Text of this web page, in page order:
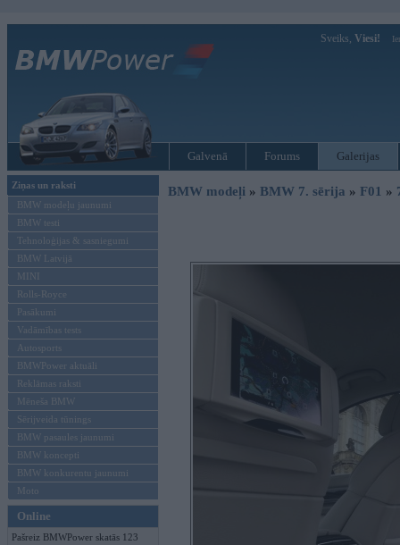
Sveiks, Viesi!
Galvenā Forums Galerijas
Ziņas un raksti
BMW modeļu jaunumi
BMW testi
Tehnoloģijas & sasniegumi
BMW Latvijā
MINI
Rolls-Royce
Pasākumi
Vadāmības tests
Autosports
BMWPower aktuāli
Reklāmas raksti
Mēneša BMW
Sērijveida tūnings
BMW pasaules jaunumi
BMW koncepti
BMW konkurentu jaunumi
Moto
Online
Pašreiz BMWPower skatās 123
BMW modeļi » BMW 7. sērija » F01 »